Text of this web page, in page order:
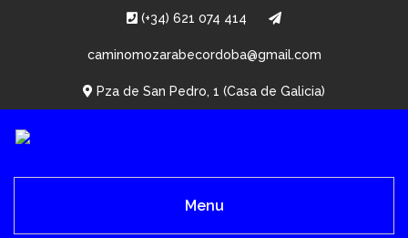
(+34) 621 074 414
caminomozarabecordoba@gmail.com
Pza de San Pedro, 1 (Casa de Galicia)
Menu